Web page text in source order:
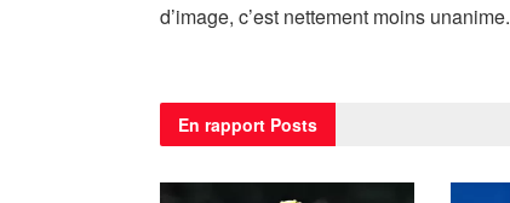
d’image, c’est nettement moins unanime.
En rapport Posts